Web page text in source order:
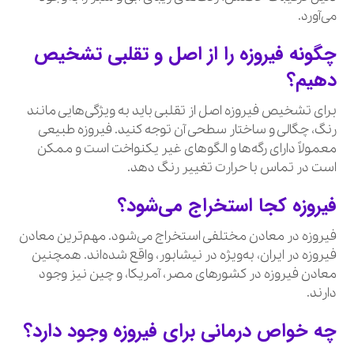
می‌آورد.
چگونه فیروزه را از اصل و تقلبی تشخیص
دهیم؟
برای تشخیص فیروزه اصل از تقلبی باید به ویژگی‌هایی مانند
رنگ، چگالی و ساختار سطحی آن توجه کنید. فیروزه طبیعی
معمولاً دارای رگه‌ها و الگوهای غیر یکنواخت است و ممکن
است در تماس با حرارت تغییر رنگ دهد.
فیروزه کجا استخراج می‌شود؟
فیروزه در معادن مختلفی استخراج می‌شود. مهم‌ترین معادن
فیروزه در ایران، به‌ویژه در نیشابور، واقع شده‌اند. همچنین
معادن فیروزه در کشورهای مصر، آمریکا، و چین نیز وجود
دارند.
چه خواص درمانی برای فیروزه وجود دارد؟